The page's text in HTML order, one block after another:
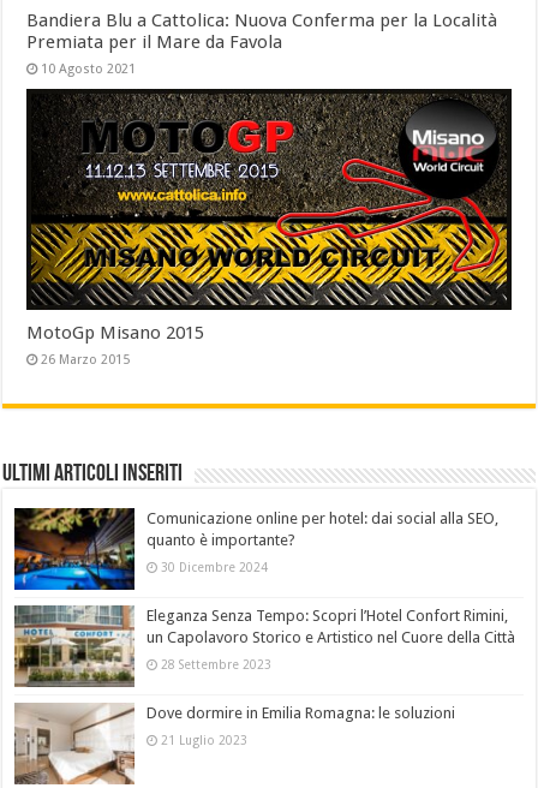
Bandiera Blu a Cattolica: Nuova Conferma per la Località
Premiata per il Mare da Favola
10 Agosto 2021
MotoGp Misano 2015
26 Marzo 2015
Ultimi Articoli Inseriti
Comunicazione online per hotel: dai social alla SEO,
quanto è importante?
30 Dicembre 2024
Eleganza Senza Tempo: Scopri l’Hotel Confort Rimini,
un Capolavoro Storico e Artistico nel Cuore della Città
28 Settembre 2023
Dove dormire in Emilia Romagna: le soluzioni
21 Luglio 2023